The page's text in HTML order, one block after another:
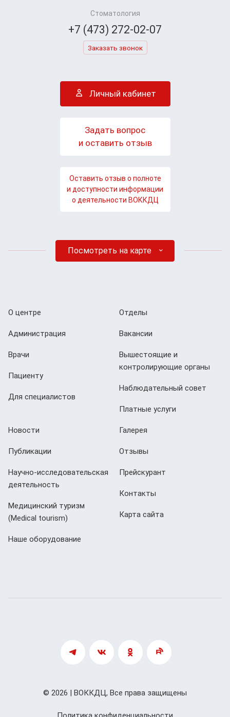
Стоматология
+7 (473) 272-02-07
Заказать звонок
Личный кабинет
Задать вопрос
и оставить отзыв
Оставить отзыв о полноте
и доступности информации
о деятельности ВОККДЦ
Посмотреть на карте
О центре
Администрация
Врачи
Пациенту
Для специалистов
Отделы
Вакансии
Вышестоящие и
контролирующие органы
Наблюдательный совет
Платные услуги
Новости
Публикации
Научно-исследовательская
деятельность
Медицинский туризм
(Мedical tourism)
Наше оборудование
Галерея
Отзывы
Прейскурант
Контакты
Карта сайта
© 2026 | ВОККДЦ, Все права защищены